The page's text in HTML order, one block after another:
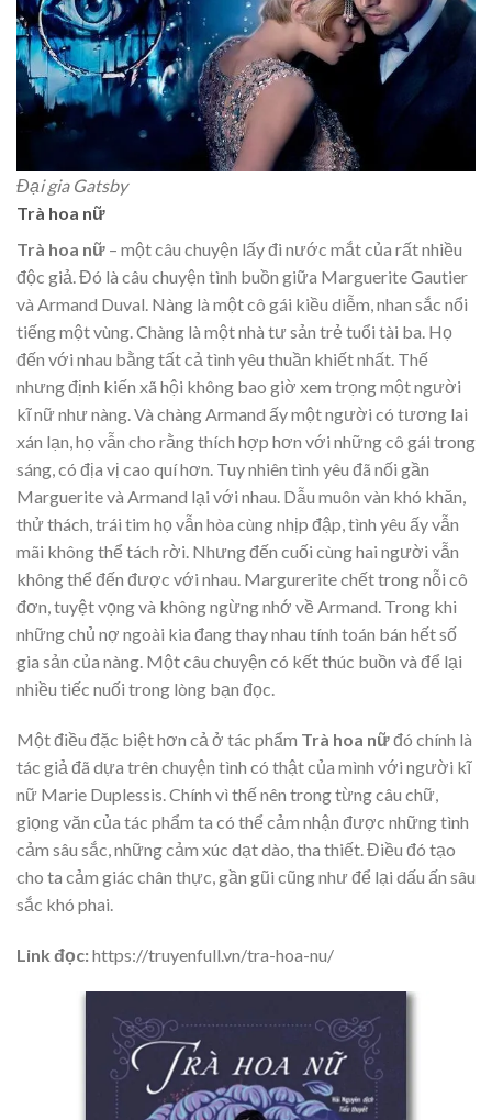
Đại gia Gatsby
Trà hoa nữ
Trà hoa nữ – một câu chuyện lấy đi nước mắt của rất nhiều
độc giả. Đó là câu chuyện tình buồn giữa Marguerite Gautier
và Armand Duval. Nàng là một cô gái kiều diễm, nhan sắc nổi
tiếng một vùng. Chàng là một nhà tư sản trẻ tuổi tài ba. Họ
đến với nhau bằng tất cả tình yêu thuần khiết nhất. Thế
nhưng định kiến xã hội không bao giờ xem trọng một người
kĩ nữ như nàng. Và chàng Armand ấy một người có tương lai
xán lạn, họ vẫn cho rằng thích hợp hơn với những cô gái trong
sáng, có địa vị cao quí hơn. Tuy nhiên tình yêu đã nối gần
Marguerite và Armand lại với nhau. Dẫu muôn vàn khó khăn,
thử thách, trái tim họ vẫn hòa cùng nhịp đập, tình yêu ấy vẫn
mãi không thể tách rời. Nhưng đến cuối cùng hai người vẫn
không thể đến được với nhau. Margurerite chết trong nỗi cô
đơn, tuyệt vọng và không ngừng nhớ về Armand. Trong khi
những chủ nợ ngoài kia đang thay nhau tính toán bán hết số
gia sản của nàng. Một câu chuyện có kết thúc buồn và để lại
nhiều tiếc nuối trong lòng bạn đọc.
Một điều đặc biệt hơn cả ở tác phẩm Trà hoa nữđó chính là
tác giả đã dựa trên chuyện tình có thật của mình với người kĩ
nữ Marie Duplessis. Chính vì thế nên trong từng câu chữ,
giọng văn của tác phẩm ta có thể cảm nhận được những tình
cảm sâu sắc, những cảm xúc dạt dào, tha thiết. Điều đó tạo
cho ta cảm giác chân thực, gần gũi cũng như để lại dấu ấn sâu
sắc khó phai.
Link đọc:https://truyenfull.vn/tra-hoa-nu/